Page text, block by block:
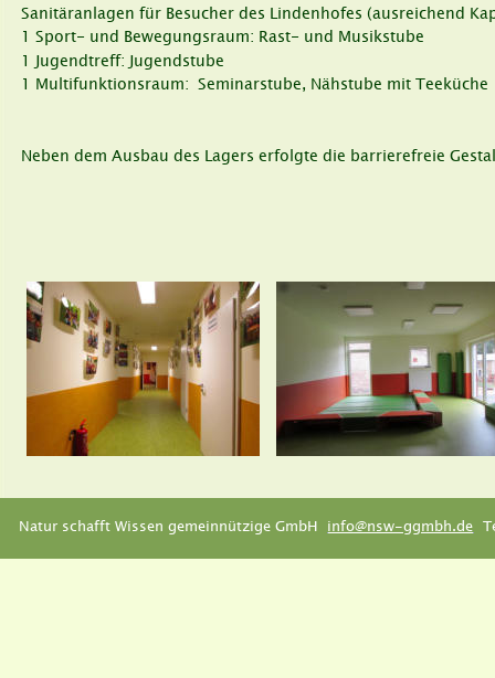
Sanitäranlagen für Besucher des Lindenhofes (ausreichend
1 Sport- und Bewegungsraum: Rast- und Musikstube
1 Jugendtreff: Jugendstube
1 Multifunktionsraum:  Seminarstube, Nähstube mit Teeküche
Neben dem Ausbau des Lagers erfolgte die barrierefreie
Natur schafft Wissen gemeinnützige GmbH info@nsw-ggmbh.de